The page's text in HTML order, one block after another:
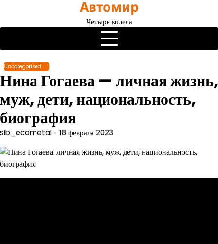
содержимому
Автомир
Четыре колеса
Uncategorised
Нина Гогаева — личная жизнь,
муж, дети, национальность,
биография
sib_ecometal 18 февраля 2023